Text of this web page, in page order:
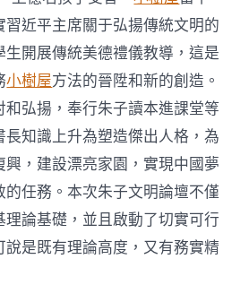
近平主席關于弘揚傳統文明的
開展傳統美德禮儀教導，這是
小樹屋方法的晉陞和新的創造。
和弘揚，奉行朱子讀本進課堂等
知識上升為塑造傑出人格，為
，建設漂亮家園，實現中國夢
任務。本次朱子文明論壇不僅
論基礎，並且啟動了切實可行
是既有理論高度，又有務實精